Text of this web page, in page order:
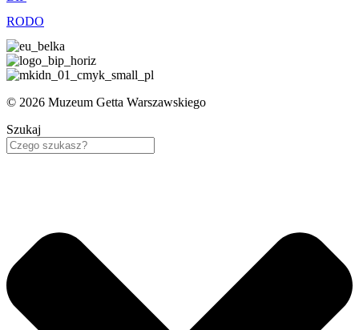
RODO
© 2026 Muzeum Getta Warszawskiego
Szukaj